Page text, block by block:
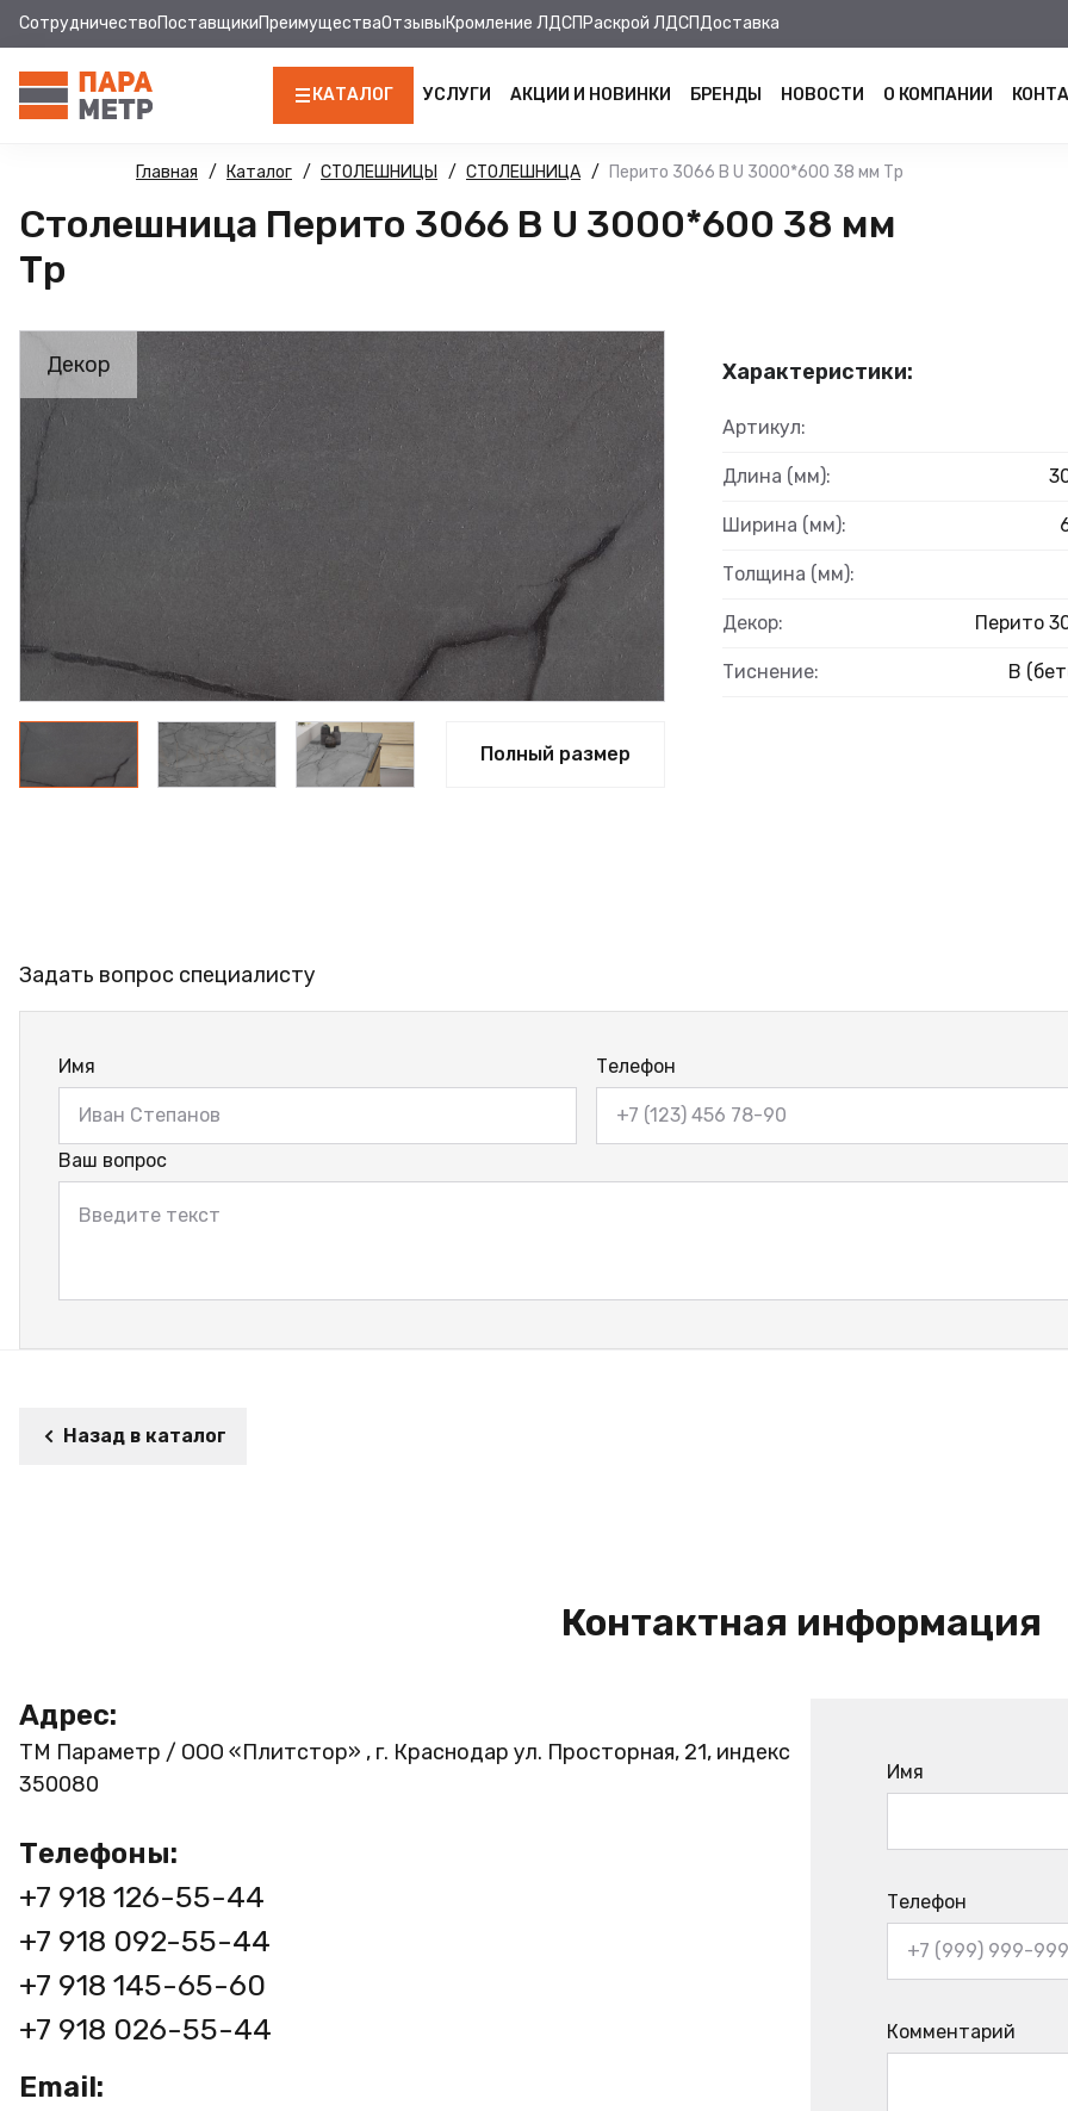
СотрудничествоПоставщикиПреимуществаОтзывыКромление ЛДСП Раскрой ЛДСПДоставка
КАТАЛОГ
ЛДСП
КРОМКА
МДФ ПАНЕЛИ
СТОЛЕШНИЦЫ
ХДФ
ФУРНИТУРА
ПРОФИЛЬ АЛЮМИНИЕВЫЙ
РАСПРОДАЖА
НОВИНКИ
УСЛУГИ АКЦИИ И НОВИНКИ БРЕНДЫ НОВОСТИ О КОМПАНИИ
Главная Каталог СТОЛЕШНИЦЫ СТОЛЕШНИЦА Перито 3066 B U 3000*600 38 мм Тр
Столешница Перито 3066 B U 3000*600 38 мм
Тр
Декор
Полный размер
Характеристики:
Артикул:
Длина (мм):
Ширина (мм):
Толщина (мм):
Декор: Перито
Тиснение: B
Задать вопрос специалисту
Имя Телефон
Ваш вопрос
Назад в каталог
Контактная информация
Адрес:
ТМ Параметр / ООО «Плитстор» , г. Краснодар ул. Просторная, 21, индекс
350080
Телефоны:
+7 918 126-55-44
+7 918 092-55-44
+7 918 145-65-60
+7 918 026-55-44
Email:
Имя
Телефон
Комментарий